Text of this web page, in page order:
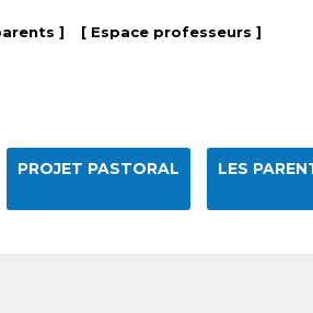
] [ Espace professeurs ]
PROJET PASTORAL LES